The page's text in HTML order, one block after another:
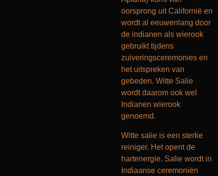
oorsprong uit Californië en
wordt al eeuwenlang door
de indianen als wierook
gebruikt tijdens
zuiveringsceremonies en
het uitspreken van
gebeden. Witte Salie
wordt daarom ook wel
Indianen wierook
genoemd.
Witte salie is een sterke
reiniger. Het opent de
hartenergie. Salie wordt in
Indiaanse ceremoniën